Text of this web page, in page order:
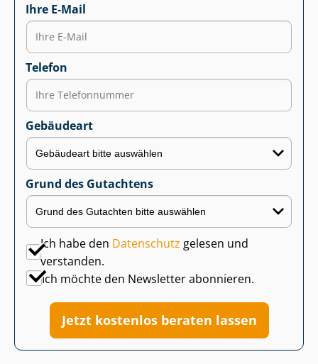
Ihre E-Mail
Telefon
Gebäudeart
Grund des Gutachtens
Ich habe den Datenschutz gelesen und
verstanden.
Ich möchte den Newsletter abonnieren.
Jetzt kostenlos beraten lassen